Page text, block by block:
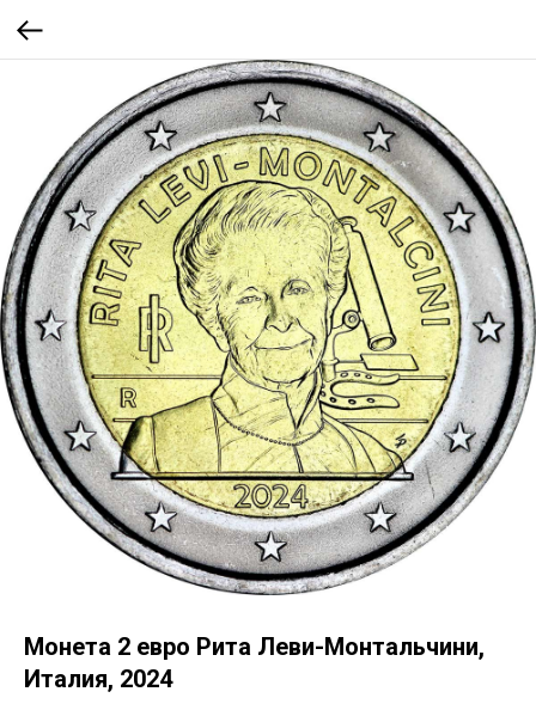
Монета 2 евро Рита Леви-Монтальчини,
Италия, 2024